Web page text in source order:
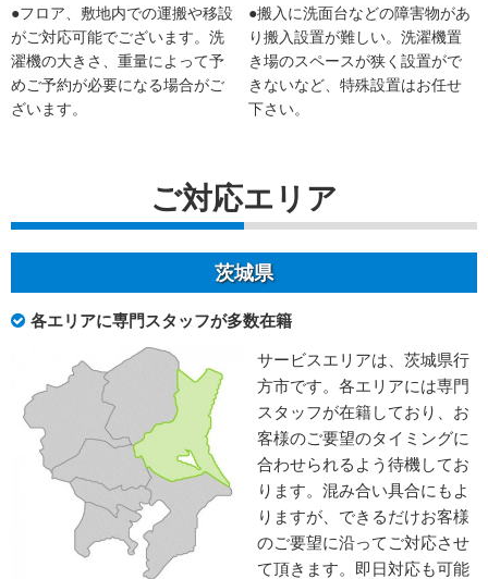
●フロア、敷地内での運搬や移設
がご対応可能でございます。洗
濯機の大きさ、重量によって予
めご予約が必要になる場合がご
ざいます。
●搬入に洗面台などの障害物があ
り搬入設置が難しい。洗濯機置
き場のスペースが狭く設置がで
きないなど、特殊設置はお任せ
下さい。
ご対応エリア
茨城県
各エリアに専門スタッフが多数在籍
サービスエリアは、茨城県行
方市です。各エリアには専門
スタッフが在籍しており、お
客様のご要望のタイミングに
合わせられるよう待機してお
ります。混み合い具合にもよ
りますが、できるだけお客様
のご要望に沿ってご対応させ
て頂きます。即日対応も可能